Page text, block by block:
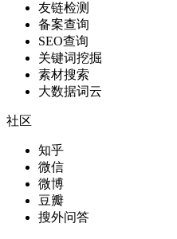
友链检测
备案查询
SEO查询
关键词挖掘
素材搜索
大数据词云
社区
知乎
微信
微博
豆瓣
搜外问答